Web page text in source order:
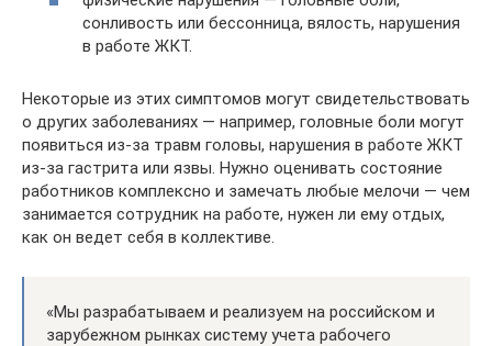
сонливость или бессонница, вялость, нарушения
в работе ЖКТ.
Некоторые из этих симптомов могут свидетельствовать
о других заболеваниях — например, головные боли могут
появиться из-за травм головы, нарушения в работе ЖКТ
из-за гастрита или язвы. Нужно оценивать состояние
работников комплексно и замечать любые мелочи — чем
занимается сотрудник на работе, нужен ли ему отдых,
как он ведет себя в коллективе.
«Мы разрабатываем и реализуем на российском и
зарубежном рынках систему учета рабочего